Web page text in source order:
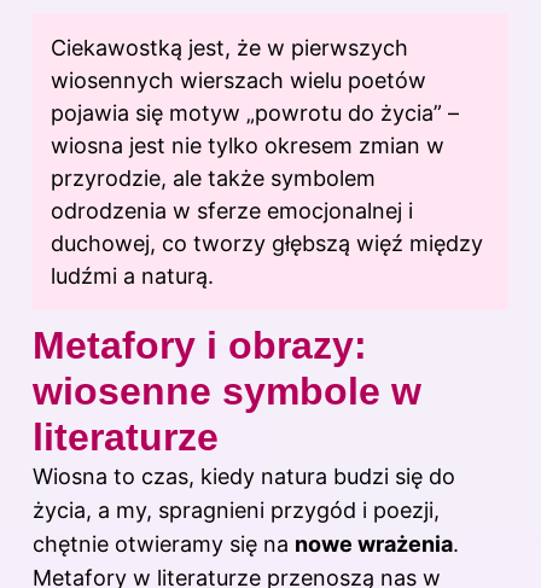
Ciekawostką jest, że w pierwszych
wiosennych wierszach wielu poetów
pojawia się motyw „powrotu do życia” –
wiosna jest nie tylko okresem zmian w
przyrodzie, ale także symbolem
odrodzenia w sferze emocjonalnej i
duchowej, co tworzy głębszą więź między
ludźmi a naturą.
Metafory i obrazy:
wiosenne symbole w
literaturze
Wiosna to czas, kiedy natura budzi się do
życia, a my, spragnieni przygód i poezji,
chętnie otwieramy się na nowe wrażenia.
Metafory w literaturze przenoszą nas w